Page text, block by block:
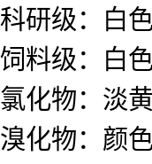
科研级：白
饲料级：白
氯化物：淡
溴化物：颜